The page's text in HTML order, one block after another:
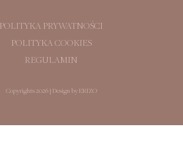
POLITYKA PRYWATNOŚCI
POLITYKA COOKIES
REGULAMIN
Copyrights 2026 | Design by ERIZO